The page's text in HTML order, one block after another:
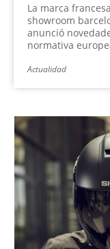
La marca
showroom
anunció
normativa
Actualidad